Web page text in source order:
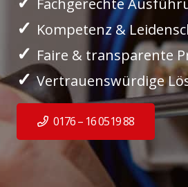
✓ Kompetenz &
✓ Faire & transparente
✓Vertrauenswürdige
0176 – 16 0519 88